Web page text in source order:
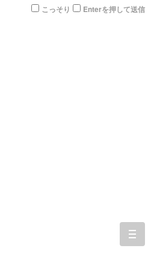
こっそり Enterを押して送信